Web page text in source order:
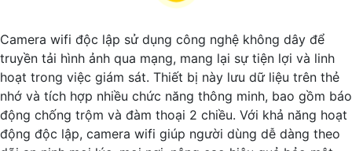
Camera wifi độc lập sử dụng công nghệ không dây để
truyền tải hình ảnh qua mạng, mang lại sự tiện lợi và linh
hoạt trong việc giám sát. Thiết bị này lưu dữ liệu trên thẻ
nhớ và tích hợp nhiều chức năng thông minh, bao gồm báo
động chống trộm và đàm thoại 2 chiều. Với khả năng hoạt
động độc lập, camera wifi giúp người dùng dễ dàng theo